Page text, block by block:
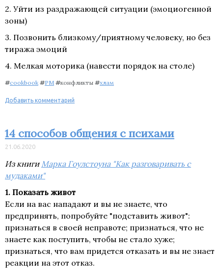
2. Уйти из раздражающей ситуации (эмоциогенной
зоны)
3. Позвонить близкому/приятному человеку, но без
тиража эмоций
4. Мелкая моторика (навести порядок на столе)
#cookbook #PM #конфликты #хлам
Добавить комментарий
14 способов общения с психами
21.06.2020
Из книгиМарка Гоулстоуна "Как разговаривать с
мудаками"
1. Показать живот
Если на вас нападают и вы не знаете, что
предпринять, попробуйте "подставить живот":
признаться в своей неправоте; признаться, что не
знаете как поступить, чтобы не стало хуже;
признаться, что вам придется отказать и вы не знает
реакции на этот отказ.